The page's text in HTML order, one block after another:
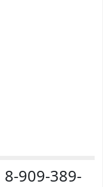
8-909-389-